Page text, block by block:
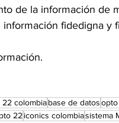
de la información de
fidedigna y
22 colombiabase de datos
22 iconics colombiasistema